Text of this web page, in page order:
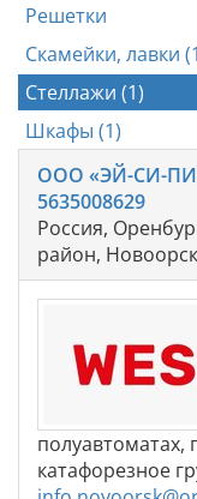
Решетки
Скамейки, лавки
Стеллажи (1)
Шкафы (1)
ООО «ЭЙ-СИ-
5635008629
Россия,
район,
полуавтоматах,
катафорезное